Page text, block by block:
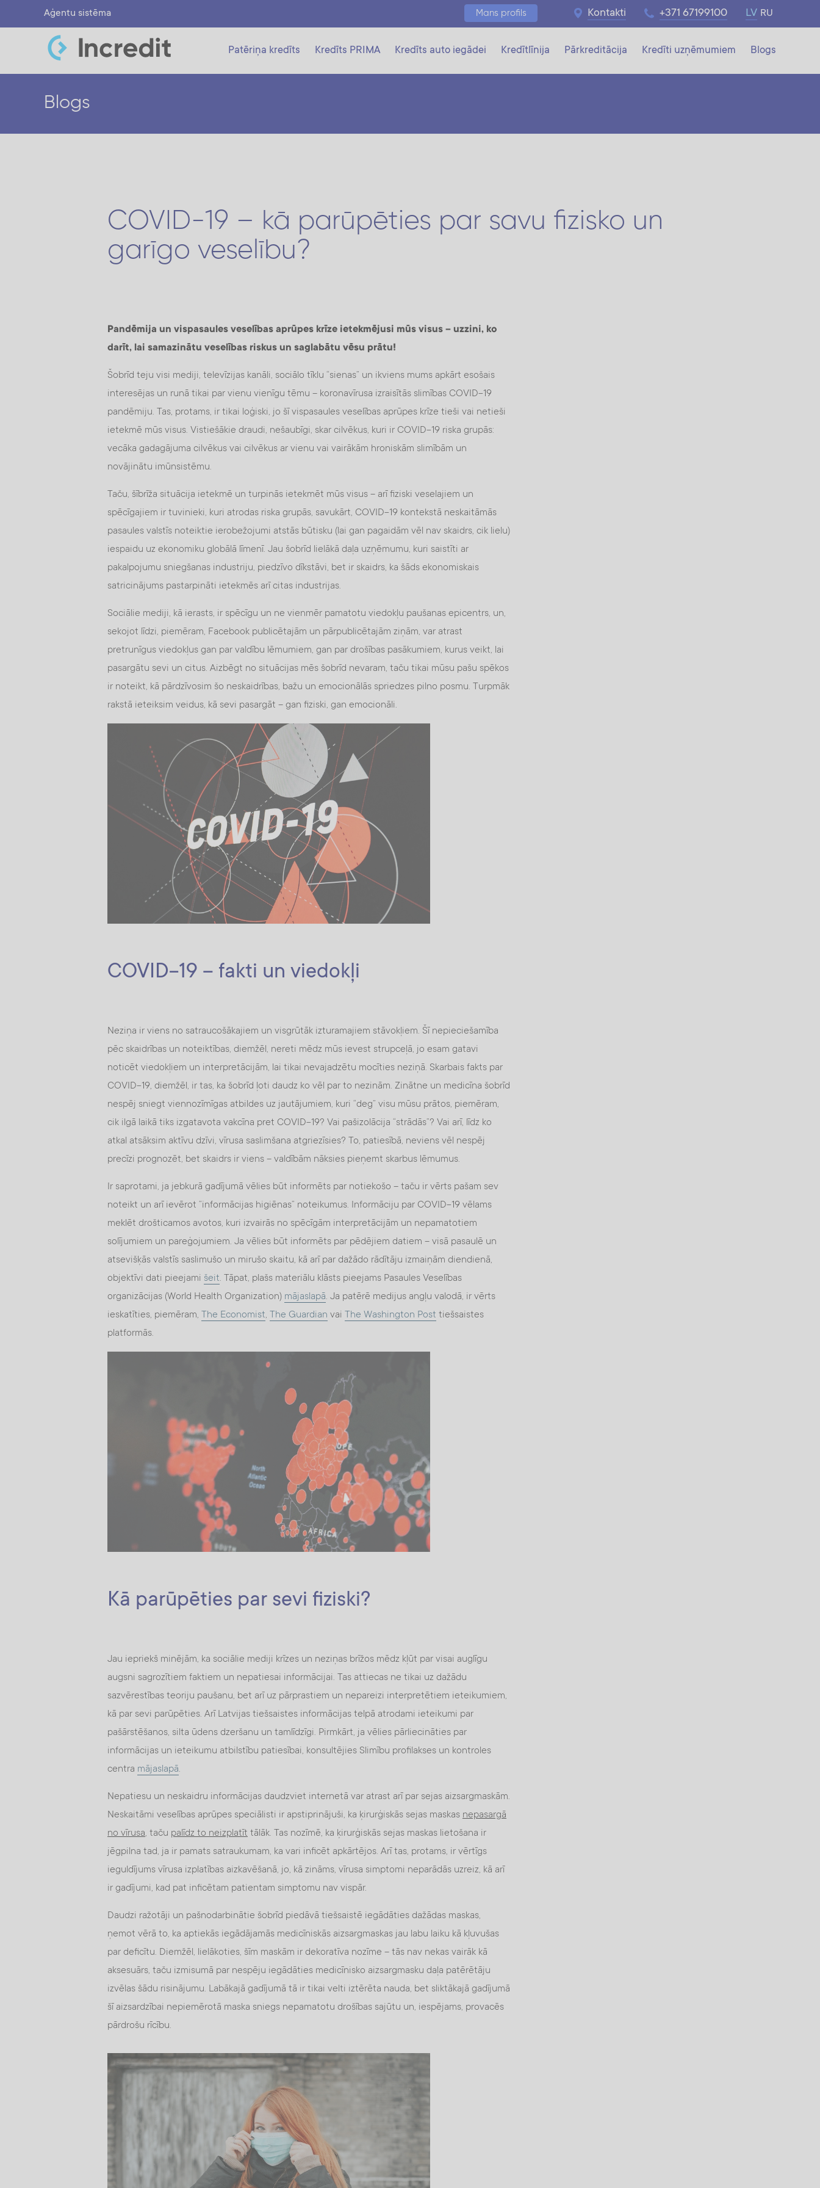
Aģentu sistēma Mans profils Kontakti +371 67199100 RU
LV
Patēriņa kredīts Kredīts PRIMA Kredīts auto iegādei Kredītlīnija Pārkreditācija Kredīti uzņēmumiem Blogs
Blogs
COVID-19 – kā parūpēties par savu fizisko un
garīgo veselību?
Pandēmija un vispasaules veselības aprūpes krīze ietekmējusi mūs visus – uzzini, ko
darīt, lai samazinātu veselības riskus un saglabātu vēsu prātu!
Šobrīd teju visi mediji, televīzijas kanāli, sociālo tīklu “sienas” un ikviens mums apkārt esošais
interesējas un runā tikai par vienu vienīgu tēmu – koronavīrusa izraisītās slimības COVID-19
pandēmiju. Tas, protams, ir tikai loģiski, jo šī vispasaules veselības aprūpes krīze tieši vai netieši
ietekmē mūs visus. Vistiešākie draudi, nešaubīgi, skar cilvēkus, kuri ir COVID-19 riska grupās:
vecāka gadagājuma cilvēkus vai cilvēkus ar vienu vai vairākām hroniskām slimībām un
novājinātu imūnsistēmu.
Taču, šībrīža situācija ietekmē un turpinās ietekmēt mūs visus – arī fiziski veselajiem un
spēcīgajiem ir tuvinieki, kuri atrodas riska grupās, savukārt, COVID-19 kontekstā neskaitāmās
pasaules valstīs noteiktie ierobežojumi atstās būtisku (lai gan pagaidām vēl nav skaidrs, cik lielu)
iespaidu uz ekonomiku globālā līmenī. Jau šobrīd lielākā daļa uzņēmumu, kuri saistīti ar
pakalpojumu sniegšanas industriju, piedzīvo dīkstāvi, bet ir skaidrs, ka šāds ekonomiskais
satricinājums pastarpināti ietekmēs arī citas industrijas.
Sociālie mediji, kā ierasts, ir spēcīgu un ne vienmēr pamatotu viedokļu paušanas epicentrs, un,
sekojot līdzi, piemēram, Facebook publicētajām un pārpublicētajām ziņām, var atrast
pretrunīgus viedokļus gan par valdību lēmumiem, gan par drošības pasākumiem, kurus veikt, lai
pasargātu sevi un citus. Aizbēgt no situācijas mēs šobrīd nevaram, taču tikai mūsu pašu spēkos
ir noteikt, kā pārdzīvosim šo neskaidrības, bažu un emocionālās spriedzes pilno posmu. Turpmāk
rakstā ieteiksim veidus, kā sevi pasargāt – gan fiziski, gan emocionāli.
COVID-19 – fakti un viedokļi
Neziņa ir viens no satraucošākajiem un visgrūtāk izturamajiem stāvokļiem. Šī nepieciešamība
pēc skaidrības un noteiktības, diemžēl, nereti mēdz mūs ievest strupceļā, jo esam gatavi
noticēt viedokļiem un interpretācijām, lai tikai nevajadzētu mocīties neziņā. Skarbais fakts par
COVID-19, diemžēl, ir tas, ka šobrīd ļoti daudz ko vēl par to nezinām. Zinātne un medicīna šobrīd
nespēj sniegt viennozīmīgas atbildes uz jautājumiem, kuri “deg” visu mūsu prātos, piemēram,
cik ilgā laikā tiks izgatavota vakcīna pret COVID-19? Vai pašizolācija “strādās”? Vai arī, līdz ko
atkal atsāksim aktīvu dzīvi, vīrusa saslimšana atgriezīsies? To, patiesībā, neviens vēl nespēj
precīzi prognozēt, bet skaidrs ir viens – valdībām nāksies pieņemt skarbus lēmumus.
Ir saprotami, ja jebkurā gadījumā vēlies būt informēts par notiekošo – taču ir vērts pašam sev
noteikt un arī ievērot “informācijas higiēnas” noteikumus. Informāciju par COVID-19 vēlams
meklēt drošticamos avotos, kuri izvairās no spēcīgām interpretācijām un nepamatotiem
solījumiem un pareģojumiem. Ja vēlies būt informēts par pēdējiem datiem – visā pasaulē un
atsevišķās valstīs saslimušo un mirušo skaitu, kā arī par dažādo rādītāju izmaiņām diendienā,
objektīvi dati pieejami šeit. Tāpat, plašs materiālu klāsts pieejams Pasaules Veselības
organizācijas (World Health Organization) mājaslapā. Ja patērē medijus angļu valodā, ir vērts
ieskatīties, piemēram, The Economist, The Guardian vai The Washington Post tiešsaistes
platformās.
Kā parūpēties par sevi fiziski?
Jau iepriekš minējām, ka sociālie mediji krīzes un neziņas brīžos mēdz kļūt par visai auglīgu
augsni sagrozītiem faktiem un nepatiesai informācijai. Tas attiecas ne tikai uz dažādu
sazvērestības teoriju paušanu, bet arī uz pārprastiem un nepareizi interpretētiem ieteikumiem,
kā par sevi parūpēties. Arī Latvijas tiešsaistes informācijas telpā atrodami ieteikumi par
pašārstēšanos, silta ūdens dzeršanu un tamlīdzīgi. Pirmkārt, ja vēlies pārliecināties par
informācijas un ieteikumu atbilstību patiesībai, konsultējies Slimību profilakses un kontroles
centra mājaslapā.
Nepatiesu un neskaidru informācijas daudzviet internetā var atrast arī par sejas aizsargmaskām.
Neskaitāmi veselības aprūpes speciālisti ir apstiprinājuši, ka ķirurģiskās sejas maskas nepasargā
no vīrusa, taču palīdz to neizplatīt tālāk. Tas nozīmē, ka ķirurģiskās sejas maskas lietošana ir
jēgpilna tad, ja ir pamats satraukumam, ka vari inficēt apkārtējos. Arī tas, protams, ir vērtīgs
ieguldījums vīrusa izplatības aizkavēšanā, jo, kā zināms, vīrusa simptomi neparādās uzreiz, kā arī
ir gadījumi, kad pat inficētam patientam simptomu nav vispār.
Daudzi ražotāji un pašnodarbinātie šobrīd piedāvā tiešsaistē iegādāties dažādas maskas,
ņemot vērā to, ka aptiekās iegādājamās medicīniskās aizsargmaskas jau labu laiku kā kļuvušas
par deficītu. Diemžēl, lielākoties, šīm maskām ir dekoratīva nozīme – tās nav nekas vairāk kā
aksesuārs, taču izmisumā par nespēju iegādāties medicīnisko aizsargmasku daļa patērētāju
izvēlas šādu risinājumu. Labākajā gadījumā tā ir tikai velti iztērēta nauda, bet sliktākajā gadījumā
šī aizsardzībai nepiemērotā maska sniegs nepamatotu drošības sajūtu un, iespējams, provacēs
pārdrošu rīcību.